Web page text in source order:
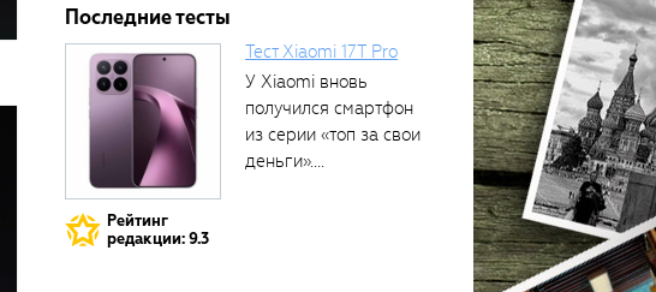
Последние тесты
Рейтинг
редакции: 9.3
Тест Xiaomi 17T Pro
У Xiaomi вновь
получился смартфон
из серии «топ за свои
деньги»....